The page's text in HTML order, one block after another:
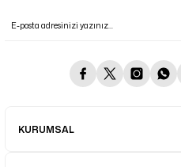
KURUMSAL